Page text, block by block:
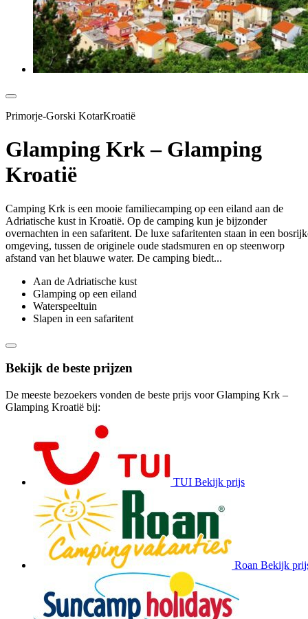
Primorje-Gorski KotarKroatië
Glamping Krk – Glamping
Kroatië
Camping Krk is een mooie familiecamping op een eiland aan de
Adriatische kust in Kroatië. Op de camping kun je bijzonder
overnachten in een safaritent. De luxe safaritenten staan in een
omgeving, tussen de originele oude stadsmuren en op steenworp
afstand van het blauwe water. De camping biedt...
Aan de Adriatische kust
Glamping op een eiland
Waterspeeltuin
Slapen in een safaritent
Bekijk de beste prijzen
De meeste bezoekers vonden de beste prijs voor Glamping Krk –
Glamping Kroatië bij:
TUI Bekijk prijs
Roan Bekijk